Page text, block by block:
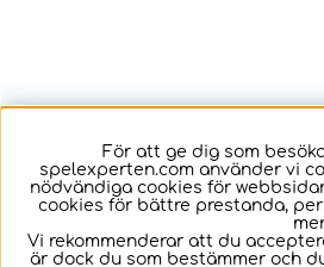
För att ge dig som
spelexperten.com använder vi
nödvändiga cookies för
cookies för bättre prestanda,
Vi rekommenderar att du
är dock du som bestämmer och